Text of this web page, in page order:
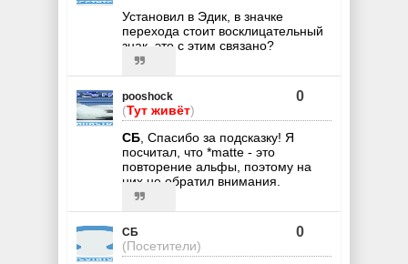
Установил в Эдик, в значке
перехода стоит восклицательный
знак, это с этим связано?
pooshock
(Тут живёт)
0
СБ , Спасибо за подсказку! Я
посчитал, что *matte - это
повторение альфы, поэтому на
них не обратил внимания.
СБ
(Посетители)
0